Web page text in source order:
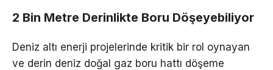
2 Bin Metre Derinlikte Boru Döşeyebiliyor
Deniz altı enerji projelerinde kritik bir rol oynayan
ve derin deniz doğal gaz boru hattı döşeme